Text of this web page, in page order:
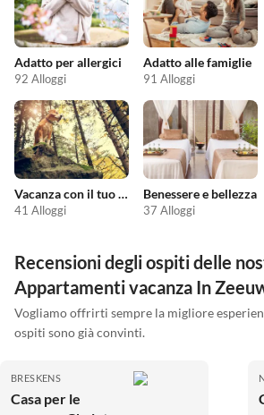
Adatto per allergici
92 Alloggi
Adatto alle famiglie
91 Alloggi
Vacanza con il tuo cane
41 Alloggi
Benessere e bellezza
37 Alloggi
Recensioni degli ospiti delle
Appartamenti vacanza In
Vogliamo offrirti sempre la migliore
ospiti sono già convinti.
BRESKENS
Casa per le